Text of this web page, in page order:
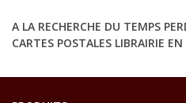
A LA RECHERCHE DU TEMPS
CARTES POSTALES LIBRAIRIE